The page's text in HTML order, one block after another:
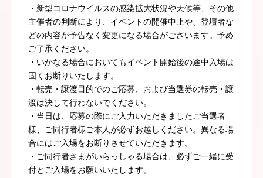
・新型コロナウイルスの感染拡大状況や天候等、その他
主催者の判断により、イベントの開催中止や、登壇者な
どの内容が予告なく変更になる場合がございます。予め
ご了承ください。
・いかなる場合においてもイベント開始後の途中入場は
固くお断りいたします。
・転売・譲渡目的でのご応募、および当選券の転売・譲
渡は決して行わないでください。
・当日は、応募の際にご入力いただきましたご当選者
様、ご同行者様ご本人が必ずお越しください。異なる場
合にはご入場をお断りさせていただきます。
・ご同行者さまがいらっしゃる場合は、必ずご一緒に受
付とご入場をお願いいたします。